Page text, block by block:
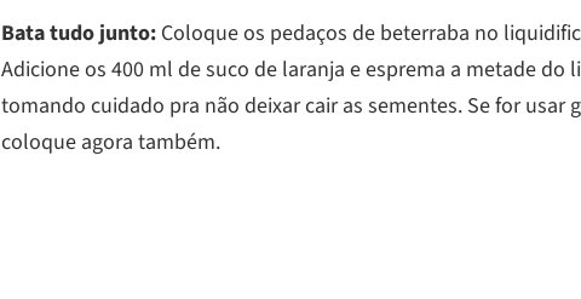
Bata tudo junto: Coloque os pedaços de beterraba no
Adicione os 400 ml de suco de laranja e esprema a metade do
tomando cuidado pra não deixar cair as sementes. Se for usar
coloque agora também.